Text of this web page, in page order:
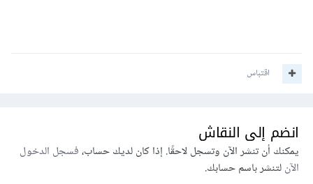
اقتباس
انضم إلى النقاش
يمكنك أن تنشر الآن وتسجل لاحقًا. إذا كان لديك حساب،فسجل الدخول
الآنلتنشر باسم حسابك.